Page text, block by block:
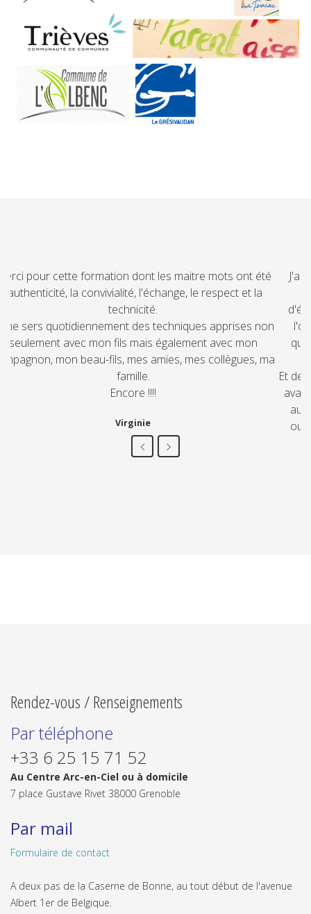
J'ai suivi la formation Thomas Gordon avec Sophie. Les
séances de formation ont été de vrais moments
d'échange, d'écoute, drôles et/ ou émouvants. Ça a été
l'occasion d'apprendre beaucoup et de partager nos
questionnements et nos impressions. Finalement, des
moments rares!!
Et depuis, cette formation "me suis"! J'y pense très souvent,
avant (ou après!...) des échanges avec mes enfants, mais
outils précieux pour mieux communiquer au quotidien.
Rendez-vous / Renseignements
Par téléphone
+33 6 25 15 71 52
Au Centre Arc-en-Ciel ou à domicile
7 place Gustave Rivet 38000 Grenoble
Par mail
Formulaire de contact
A deux pas de la Caserne de Bonne, au tout début de l'avenue
Albert 1er de Belgique.